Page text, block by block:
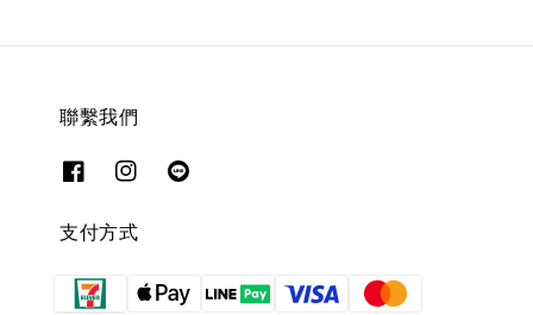
聯繫我們
支付方式